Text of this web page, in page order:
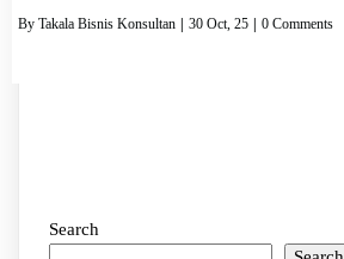
By Takala Bisnis Konsultan 30 Oct, 25 0 Comments
Search